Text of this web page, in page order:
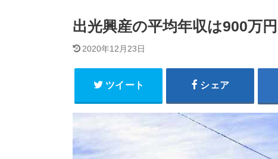
出光興産の平均年収は900万
2020年12月23日
ツイート シェア